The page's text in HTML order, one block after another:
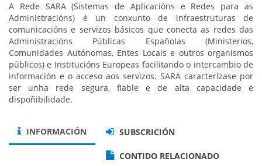
A Rede SARA (Sistemas de Aplicacións e Redes para as
Administracións) é un conxunto de infraestruturas de
comunicacións e servizos básicos que conecta as redes das
Administracións Públicas Españolas (Ministerios,
Comunidades Autónomas, Entes Locais e outros organismos
públicos) e Institucións Europeas facilitando o intercambio de
información e o acceso aos servizos. SARA caracterízase por
ser unha rede segura, fiable e de alta capacidade e
dispoñibilidade.
INFORMACIÓN SUBSCRICIÓN
CONTIDO RELACIONADO